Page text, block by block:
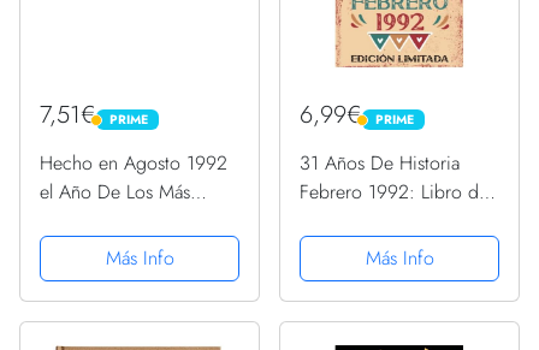
7,51€ PRIME
PRIME
Hecho en Agosto 1992
el Año De Los Más
de 28 años, cuaderno,
120 páginas de
felicitaciones, idea de
Más Info
6,99€ PRIME
PRIME
31 Años De Historia
Febrero 1992: Libro de
páginas de
felicitaciones, idea de
regalo, regalo Para la
Más Info